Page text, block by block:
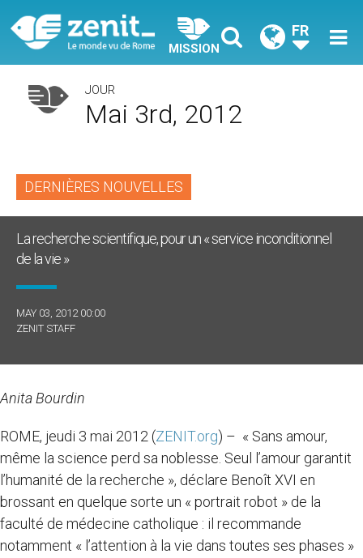
MISSION
FR
JOUR
Mai 3rd, 2012
DERNIÈRES NOUVELLES
La recherche scientifique, pour un « service inconditionnel
de la vie »
MAY 03, 2012 00:00
ZENIT STAFF
Anita Bourdin
ROME, jeudi 3 mai 2012 (ZENIT.org) – « Sans amour,
même la science perd sa noblesse. Seul l’amour garantit
l’humanité de la recherche », déclare Benoît XVI en
brossant en quelque sorte un « portrait robot » de la
faculté de médecine catholique : il recommande
notamment « l’attention à la vie dans toutes ses phases »